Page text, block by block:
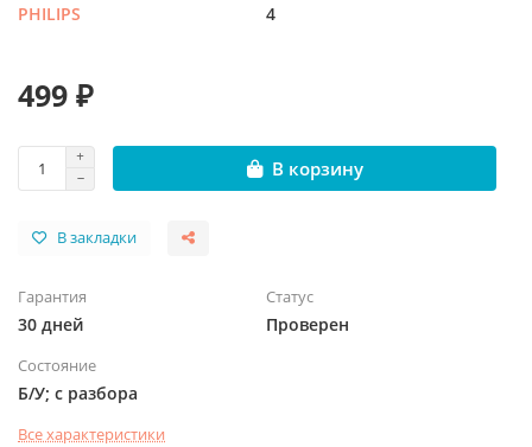
PHILIPS 4
499 ₽
В корзину
В закладки
Гарантия
30 дней
Статус
Проверен
Состояние
Б/У; с разбора
Все характеристики